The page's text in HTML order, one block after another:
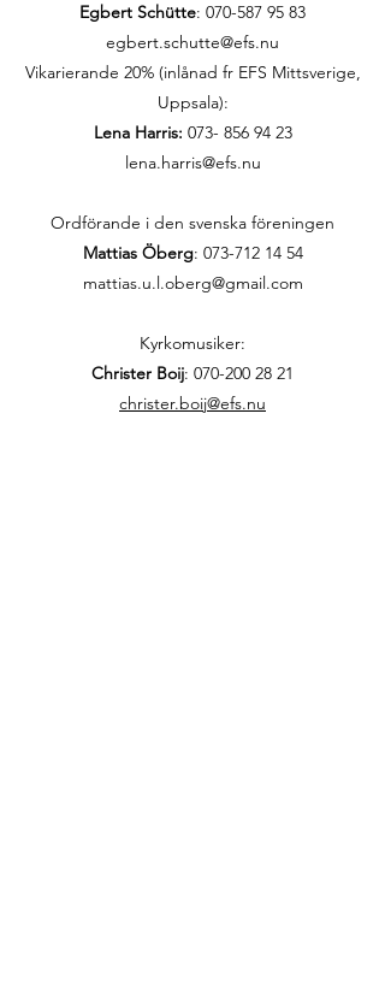
Egbert Schütte: 070-587 95 83
egbert.schutte@efs.nu
Vikarierande 20% (inlånad fr EFS Mittsverige,
Uppsala):
Lena Harris: 073- 856 94 23
lena.harris@efs.nu
Ordförande i den svenska föreningen
Mattias Öberg: 073-712 14 54
mattias.u.l.oberg@gmail.com
Kyrkomusiker:
Christer Boij: 070-200 28 21
christer.boij@efs.nu